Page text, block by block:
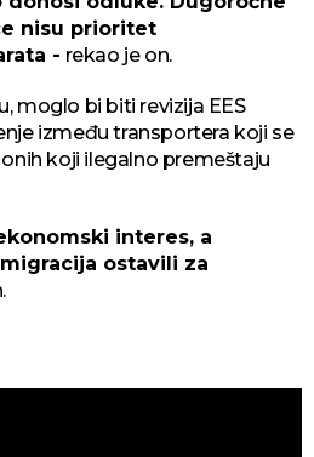
nisu prioritet
- rekao je on.
moglo bi biti revizija EES
između transportera koji se
koji ilegalno premeštaju
interes, a
ostavili za